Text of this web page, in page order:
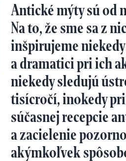
Antické mýty sú od
Na to, že sme sa z
inšpirujeme
a dramatici pri ich
niekedy sledujú
tisícročí, inokedy
súčasnej recepcie
a zacielenie
akýmkoľvek